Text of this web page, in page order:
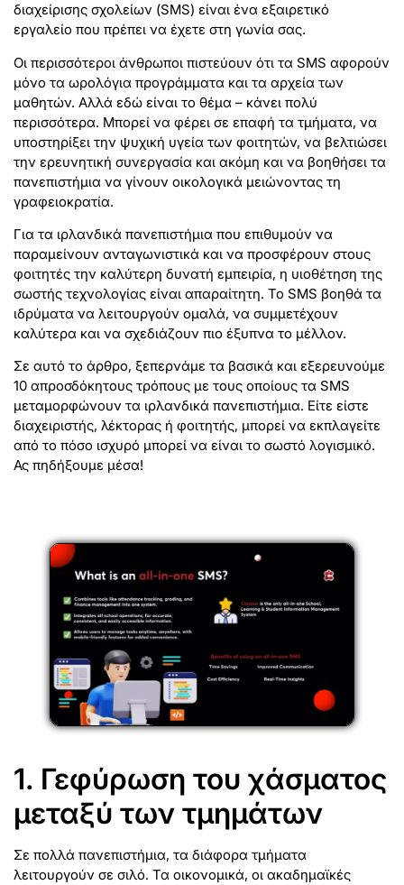
διαχείρισης σχολείων (SMS) είναι ένα εξαιρετικό
εργαλείο που πρέπει να έχετε στη γωνία σας.
Οι περισσότεροι άνθρωποι πιστεύουν ότι τα SMS αφορούν
μόνο τα ωρολόγια προγράμματα και τα αρχεία των
μαθητών. Αλλά εδώ είναι το θέμα – κάνει πολύ
περισσότερα. Μπορεί να φέρει σε επαφή τα τμήματα, να
υποστηρίξει την ψυχική υγεία των φοιτητών, να βελτιώσει
την ερευνητική συνεργασία και ακόμη και να βοηθήσει τα
πανεπιστήμια να γίνουν οικολογικά μειώνοντας τη
γραφειοκρατία.
Για τα ιρλανδικά πανεπιστήμια που επιθυμούν να
παραμείνουν ανταγωνιστικά και να προσφέρουν στους
φοιτητές την καλύτερη δυνατή εμπειρία, η υιοθέτηση της
σωστής τεχνολογίας είναι απαραίτητη. Το SMS βοηθά τα
ιδρύματα να λειτουργούν ομαλά, να συμμετέχουν
καλύτερα και να σχεδιάζουν πιο έξυπνα το μέλλον.
Σε αυτό το άρθρο, ξεπερνάμε τα βασικά και εξερευνούμε
10 απροσδόκητους τρόπους με τους οποίους τα SMS
μεταμορφώνουν τα ιρλανδικά πανεπιστήμια. Είτε είστε
διαχειριστής, λέκτορας ή φοιτητής, μπορεί να εκπλαγείτε
από το πόσο ισχυρό μπορεί να είναι το σωστό λογισμικό.
Ας πηδήξουμε μέσα!
1. Γεφύρωση του χάσματος
μεταξύ των τμημάτων
Σε πολλά πανεπιστήμια, τα διάφορα τμήματα
λειτουργούν σε σιλό. Τα οικονομικά, οι ακαδημαϊκές